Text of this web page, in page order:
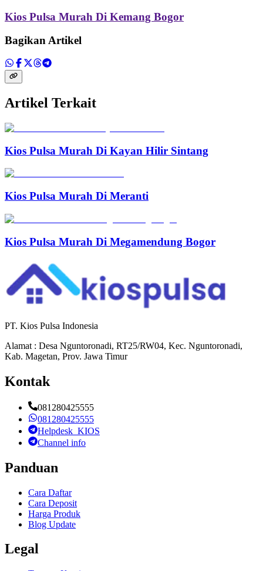
Kios Pulsa Murah Di Kemang Bogor
Bagikan Artikel
Artikel Terkait
Kios Pulsa Murah Di Kayan Hilir Sintang
Kios Pulsa Murah Di Meranti
Kios Pulsa Murah Di Megamendung Bogor
PT. Kios Pulsa Indonesia
Alamat : Desa Nguntoronadi, RT25/RW04, Kec. Nguntoronadi,
Kab. Magetan, Prov. Jawa Timur
Kontak
081280425555
081280425555
Helpdesk_KIOS
Channel info
Panduan
Cara Daftar
Cara Deposit
Harga Produk
Blog Update
Legal